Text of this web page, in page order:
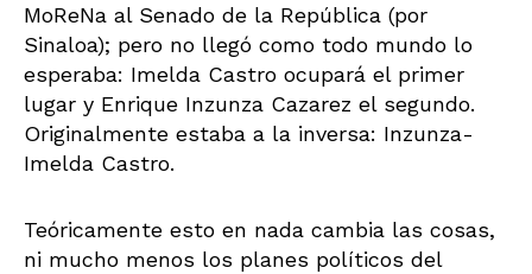
MoReNa al Senado de la República (por
Sinaloa); pero no llegó como todo mundo lo
esperaba: Imelda Castro ocupará el primer
lugar y Enrique Inzunza Cazarez el segundo.
Originalmente estaba a la inversa: Inzunza-
Imelda Castro.
Teóricamente esto en nada cambia las cosas,
ni mucho menos los planes políticos del